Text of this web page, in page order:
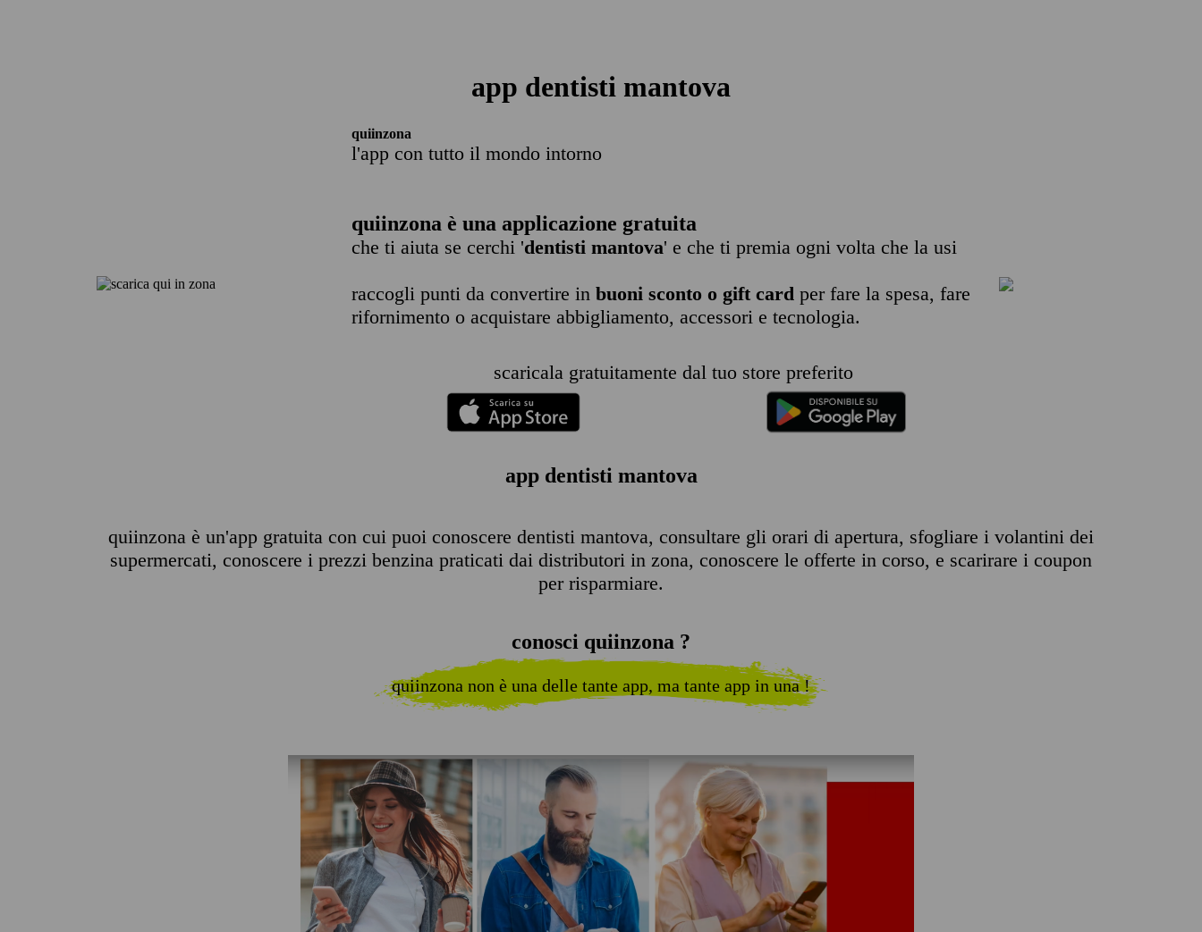
app dentisti mantova
quiinzona
l'app con tutto il mondo intorno
quiinzona è una applicazione gratuita
che ti aiuta se cerchi 'dentisti mantova' e che ti premia ogni volta che la usi
raccogli punti da convertire in buoni sconto o gift card per fare la spesa, fare
rifornimento o acquistare abbigliamento, accessori e tecnologia.
scaricala gratuitamente dal tuo store preferito
app dentisti mantova
quiinzona è un'app gratuita con cui puoi conoscere dentisti mantova, consultare gli orari di apertura, sfogliare i volantini dei
supermercati, conoscere i prezzi benzina praticati dai distributori in zona, conoscere le offerte in corso, e scarirare i coupon
per risparmiare.
conosci quiinzona ?
quiinzona non è una delle tante app, ma tante app in una !